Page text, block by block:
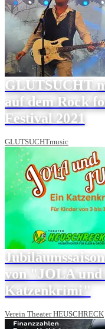
GLUTSUCHT
auf dem Rock
Festival 2021
GLUTSUCHTmusic
von "JOLA
Katzenkrimi"
Verein Theater HEUSCHRECK